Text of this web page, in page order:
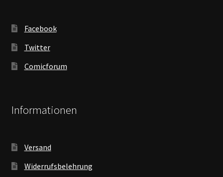
Facebook
Twitter
Comicforum
Informationen
Versand
Widerrufsbelehrung